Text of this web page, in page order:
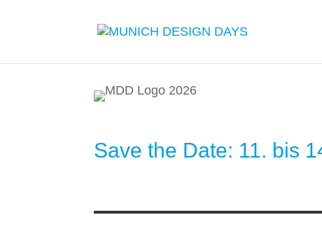
Save the Date: 11. bis